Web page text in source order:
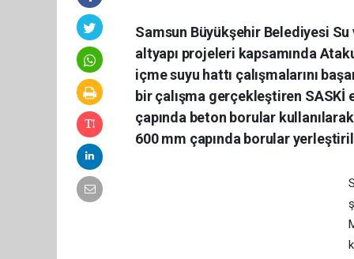
Samsun Büyükşehir Belediyesi
altyapı projeleri kapsamında
içme suyu hattı çalışmalarını
bir çalışma gerçekleştiren SASKİ
çapında beton borular
600 mm çapında borular